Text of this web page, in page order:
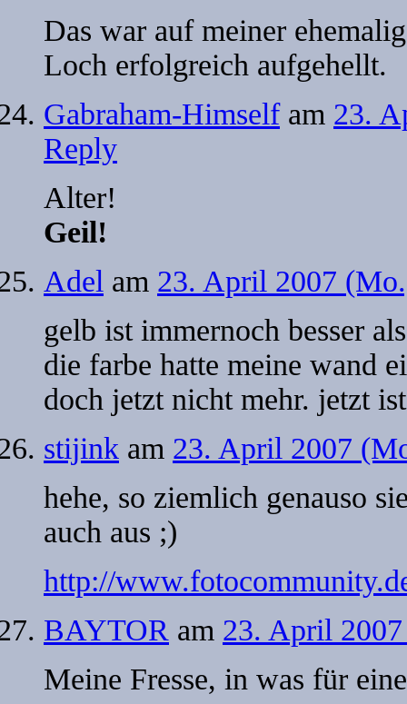
Das war auf meiner
Loch erfolgreich aufgehellt.
Gabraham-Himselfam 23.
Reply
Alter!
Geil!
Adel am 23. April 2007
gelb ist immernoch besser
die farbe hatte meine wand
doch jetzt nicht mehr. jetzt
stijink am 23. April 2007
hehe, so ziemlich genauso
auch aus ;)
http://
BAYTOR am 23. April
Meine Fresse, in was für